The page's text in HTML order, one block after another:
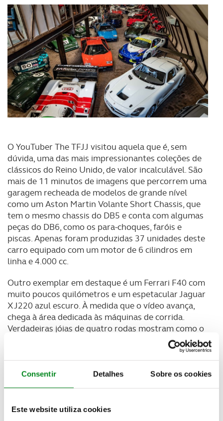
Consentir Detalhes Sobre os cookies
Este website utiliza cookies
O YouTuber The TFJJ visitou aquela que é, sem
dúvida, uma das mais impressionantes coleções de
clássicos do Reino Unido, de valor incalculável. São
mais de 11 minutos de imagens que percorrem uma
garagem recheada de modelos de grande nível
como um Aston Martin Volante Short Chassis, que
tem o mesmo chassis do DB5 e conta com algumas
peças do DB6, como os para-choques, faróis e
piscas. Apenas foram produzidas 37 unidades deste
carro equipado com um motor de 6 cilindros em
linha e 4.000 cc.
Outro exemplar em destaque é um Ferrari F40 com
muito poucos quilómetros e um espetacular Jaguar
XJ220 azul escuro. À medida que o vídeo avança,
chega à área dedicada às máquinas de corrida.
Verdadeiras jóias de quatro rodas mostram como o
colecionador é um apaixonado pelo desporto